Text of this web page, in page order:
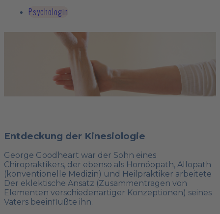
Psychologin
Entdeckung der Kinesiologie
George Goodheart war der Sohn eines
Chiropraktikers, der ebenso als Homöopath, Allopath
(konventionelle Medizin) und Heilpraktiker arbeitete
Der eklektische Ansatz (Zusammentragen von
Elementen verschiedenartiger Konzeptionen) seines
Vaters beeinflußte ihn.